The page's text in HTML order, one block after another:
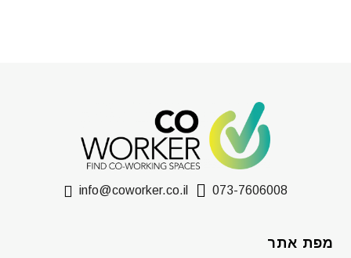
מפת אתר
info@coworker.co.il 073-7606008